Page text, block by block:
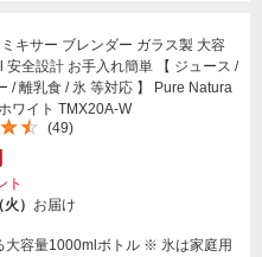
キサー ブレンダー ガラス製 大容
安全設計 お手入れ簡単 【 ジュース /
/ 離乳食 / 氷 等対応 】 Pure Natura
ワイト TMX20A-W
(49)
ト
） お届け
大容量1000mlボトル ※ 氷は家庭用